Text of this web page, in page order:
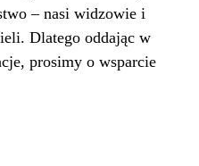
– nasi widzowie i
Dlatego oddając w
prosimy o wsparcie